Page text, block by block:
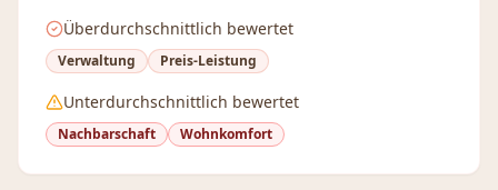
Überdurchschnittlich bewertet
Verwaltung Preis-Leistung
Unterdurchschnittlich bewertet
Nachbarschaft Wohnkomfort